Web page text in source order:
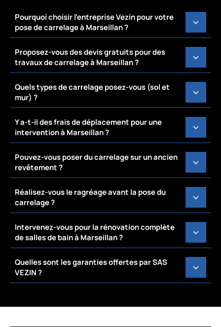
Pourquoi choisir l’entreprise Vezin pour votre
pose de carrelage à Marseillan ?
Proposez-vous des devis gratuits pour des
travaux de carrelage à Marseillan ?
Quels types de carrelage posez-vous (sol et
mur) ?
Y a-t-il des frais de déplacement pour une
intervention à Marseillan ?
Pouvez-vous poser du carrelage sur un ancien
revêtement ?
Réalisez-vous le ragréage avant la pose du
carrelage ?
Intervenez-vous pour la rénovation complète
de salles de bain à Marseillan ?
Quelles sont les garanties offertes par SAS
VEZIN ?